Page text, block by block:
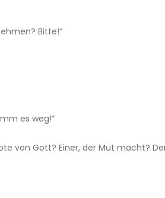
Bitte!“
es weg!“
von Gott? Einer, der Mut macht?